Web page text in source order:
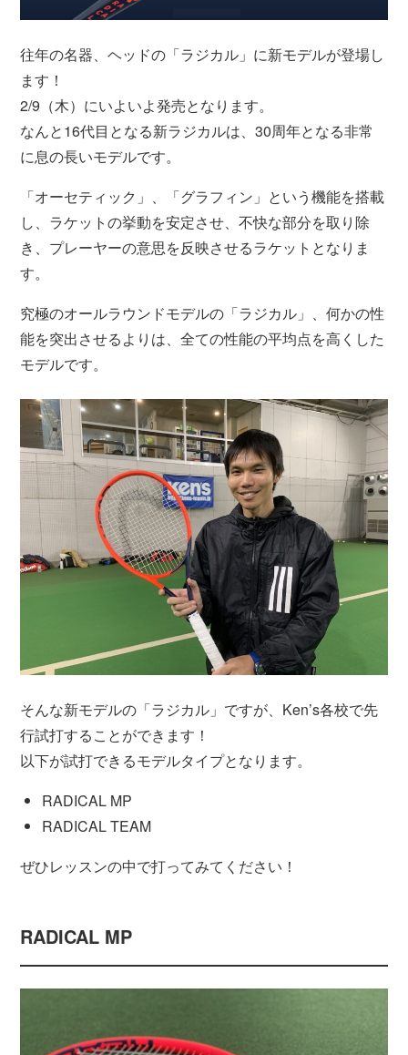
往年の名器、ヘッドの「ラジカル」に新モデルが登場し
ます！
2/9（木）にいよいよ発売となります。
なんと16代目となる新ラジカルは、30周年となる非常
に息の長いモデルです。
「オーセティック」、「グラフィン」という機能を搭載
し、ラケットの挙動を安定させ、不快な部分を取り除
き、プレーヤーの意思を反映させるラケットとなりま
す。
究極のオールラウンドモデルの「ラジカル」、何かの性
能を突出させるよりは、全ての性能の平均点を高くした
モデルです。
そんな新モデルの「ラジカル」ですが、Ken’s各校で先
行試打することができます！
以下が試打できるモデルタイプとなります。
RADICAL MP
RADICAL TEAM
ぜひレッスンの中で打ってみてください！
RADICAL MP